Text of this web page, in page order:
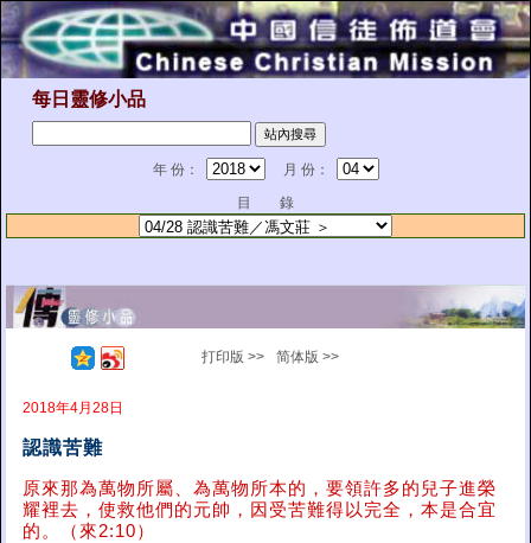
每日靈修小品
年 份：
月 份：
目 錄
打印版 >> 简体版 >>
2018年4月28日
認識苦難
原來那為萬物所屬、為萬物所本的，要領許多的兒子進榮
耀裡去，使救他們的元帥，因受苦難得以完全，本是合宜
的。（來2:10）